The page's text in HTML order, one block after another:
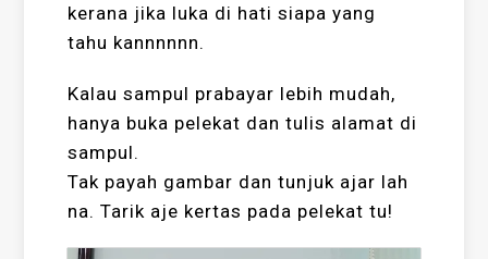
kerana jika luka di hati siapa yang
tahu kannnnnn.
Kalau sampul prabayar lebih mudah,
hanya buka pelekat dan tulis alamat di
sampul.
Tak payah gambar dan tunjuk ajar lah
na. Tarik aje kertas pada pelekat tu!